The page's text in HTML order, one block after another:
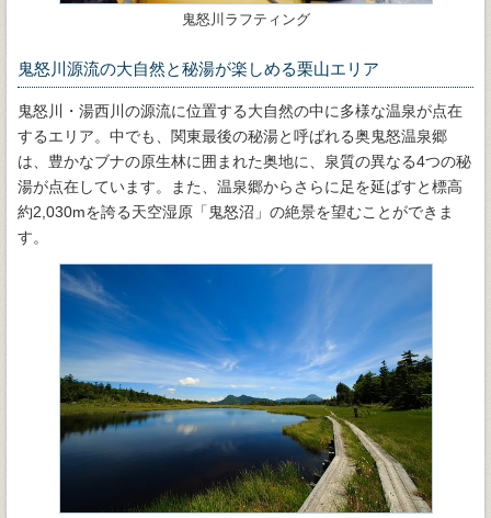
鬼怒川ラフティング
鬼怒川源流の大自然と秘湯が楽しめる栗山エリア
鬼怒川・湯西川の源流に位置する大自然の中に多様な温泉が点在
するエリア。中でも、関東最後の秘湯と呼ばれる奥鬼怒温泉郷
は、豊かなブナの原生林に囲まれた奥地に、泉質の異なる4つの秘
湯が点在しています。また、温泉郷からさらに足を延ばすと標高
約2,030mを誇る天空湿原「鬼怒沼」の絶景を望むことができま
す。